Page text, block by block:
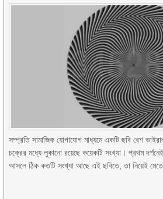
সম্প্রতি সামাজিক যোগাযোগ মাধ্যমে একটি ছবি বেশ
চক্রের মধ্যে লুকানো রয়েছে কয়েকটি সংখ্যা। প্রথম
আসলে ঠিক কতটি সংখ্যা আছে এই ছবিতে, তা নিয়েই